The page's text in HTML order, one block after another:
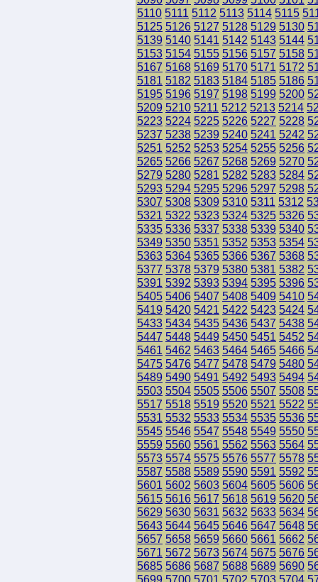
5110 5111 5112 5113 5114 5115
5125 5126 5127 5128 5129 5130
5139 5140 5141 5142 5143 5144
5153 5154 5155 5156 5157 5158
5167 5168 5169 5170 5171 5172
5181 5182 5183 5184 5185 5186
5195 5196 5197 5198 5199 5200
5209 5210 5211 5212 5213 5214
5223 5224 5225 5226 5227 5228
5237 5238 5239 5240 5241 5242
5251 5252 5253 5254 5255 5256
5265 5266 5267 5268 5269 5270
5279 5280 5281 5282 5283 5284
5293 5294 5295 5296 5297 5298
5307 5308 5309 5310 5311 5312
5321 5322 5323 5324 5325 5326
5335 5336 5337 5338 5339 5340
5349 5350 5351 5352 5353 5354
5363 5364 5365 5366 5367 5368
5377 5378 5379 5380 5381 5382
5391 5392 5393 5394 5395 5396
5405 5406 5407 5408 5409 5410
5419 5420 5421 5422 5423 5424
5433 5434 5435 5436 5437 5438
5447 5448 5449 5450 5451 5452
5461 5462 5463 5464 5465 5466
5475 5476 5477 5478 5479 5480
5489 5490 5491 5492 5493 5494
5503 5504 5505 5506 5507 5508
5517 5518 5519 5520 5521 5522
5531 5532 5533 5534 5535 5536
5545 5546 5547 5548 5549 5550
5559 5560 5561 5562 5563 5564
5573 5574 5575 5576 5577 5578
5587 5588 5589 5590 5591 5592
5601 5602 5603 5604 5605 5606
5615 5616 5617 5618 5619 5620
5629 5630 5631 5632 5633 5634
5643 5644 5645 5646 5647 5648
5657 5658 5659 5660 5661 5662
5671 5672 5673 5674 5675 5676
5685 5686 5687 5688 5689 5690
5699 5700 5701 5702 5703 5704